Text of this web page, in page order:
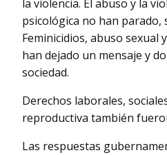
la violencia. El abuso y la
psicológica no han parado,
Feminicidios, abuso sexual
han dejado un mensaje y
sociedad.
Derechos laborales,
reproductiva también
Las respuestas